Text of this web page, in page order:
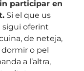
participar en
. Si el que us
sigui oferint
de neteja,
o pel
a l’altra,